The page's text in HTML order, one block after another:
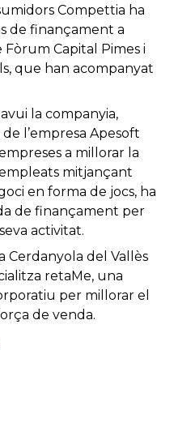
Compettia ha
de finançament a
Fòrum Capital Pimes i
que han acompanyat
la companyia,
l’empresa Apesoft
a millorar la
mitjançant
en forma de jocs, ha
de finançament per
activitat.
Cerdanyola del Vallès
retaMe, una
per millorar el
de venda.